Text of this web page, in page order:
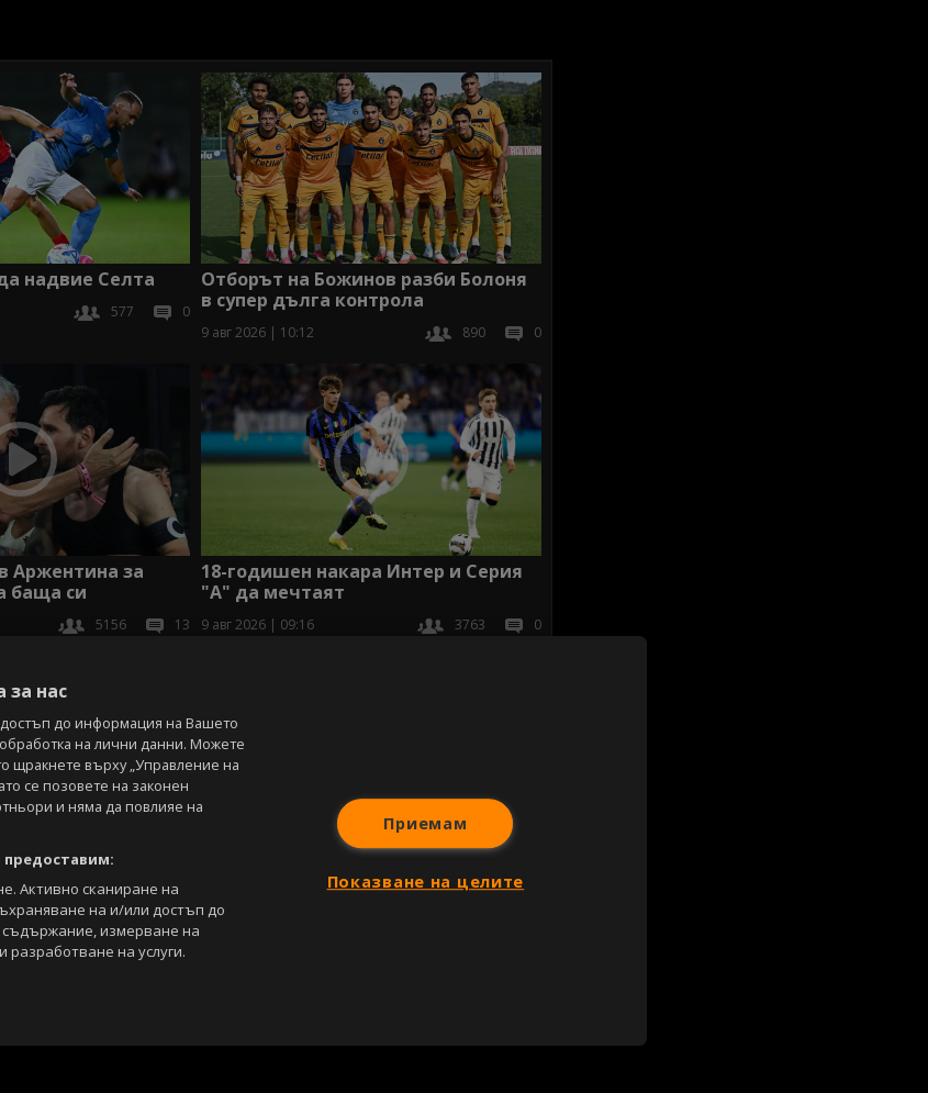
надвие Селта
577 0
Отборът на Божинов разби Болоня
в супер дълга контрола
9 авг 2026 | 10:12 890 0
Аржентина за
баща си
5156 13
18-годишен накара Интер и Серия
"А" да мечтаят
9 авг 2026 | 09:16 3763
0
за нас
до информация на Вашето
обработка на лични данни. Можете
щракнете върху „Управление на
се позовете на законен
и няма да повлияе на
Активно сканиране на
на и/или достъп до
измерване на
на услуги.
Приемам
Показване на целите